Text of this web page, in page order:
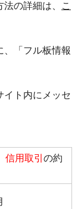
の詳細は、
こ
、「フル板情報
イト内にメッセ
信用取引 の約